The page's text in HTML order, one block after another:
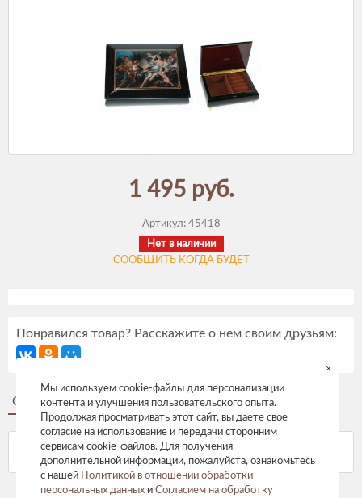
1 495 руб.
Артикул: 45418
Нет в наличии
СООБЩИТЬ КОГДА БУДЕТ
Понравился товар? Расскажите о нем своим друзьям:
Описание Отзывы
Мы используем cookie-файлы для персонализации
контента и улучшения пользовательского опыта.
Продолжая просматривать этот сайт, вы даете свое
согласие на использование и передачи сторонним
сервисам cookie-файлов. Для получения
дополнительной информации, пожалуйста, ознакомьтесь
с нашей
Политикой в отношении обработки
персональных данных и Согласием на обработку
×